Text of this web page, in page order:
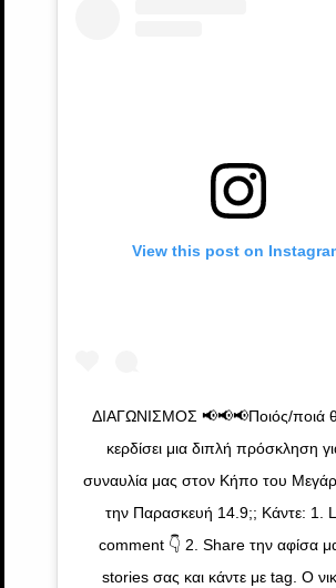
View this post on
ΔΙΑΓΩΝΙΣΜΟΣ 📢📢📢Ποιός/ποιά
κερδίσει μια διπλή πρόσκληση
συναυλία μας στον Κήπο του
την Παρασκευή 14.9;; Κάντε: 1.
comment 👇 2. Share την αφίσα
stories σας και κάντε με tag. Ο